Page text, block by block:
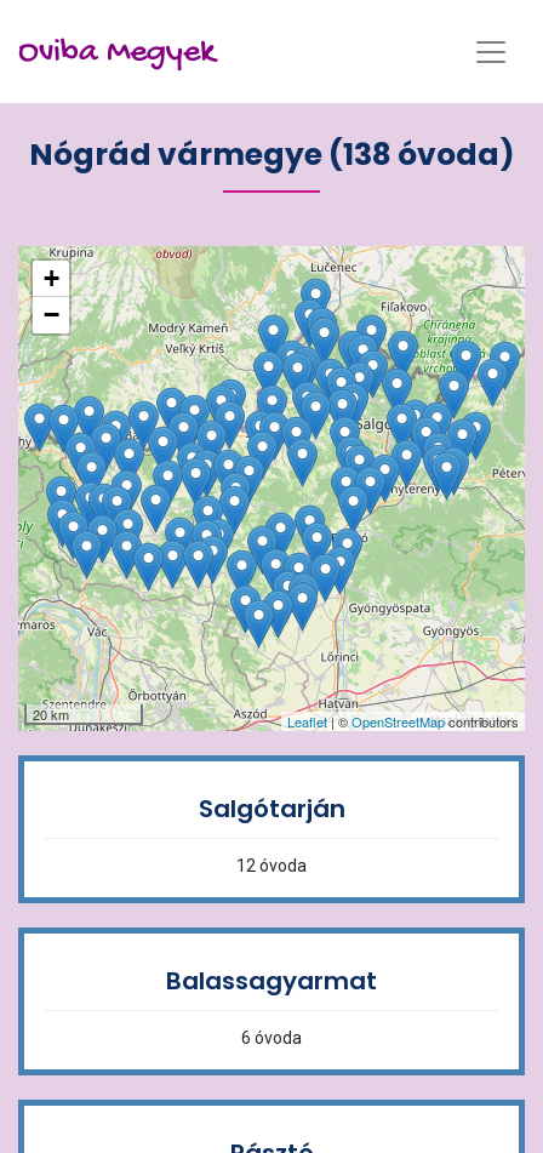
Oviba Megyek
Nógrád vármegye (138 óvoda)
+
−
20 km Leaflet| ©OpenStreetMapcontributors
Salgótarján
12 óvoda
Balassagyarmat
6 óvoda